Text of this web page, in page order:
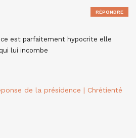
est parfaitement hypocrite elle
lui incombe
RÉPONDRE
de la présidence | Chrétienté